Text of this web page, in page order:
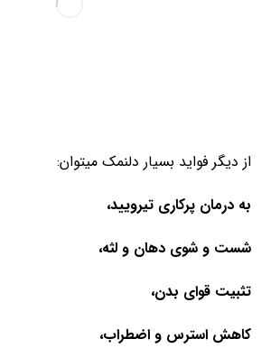
از دیگر فواید بسیار دلنمک میتوان:
به درمان پرکاری تیرویید،
شست و شوی دهان و لثه،
تثبیت قوای بدن،
کاهش استرس و اضطراب،